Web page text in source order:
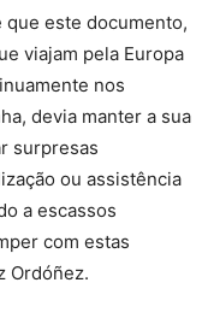
que este documento,
viajam pela Europa
nos
devia manter a sua
surpresas
ou assistência
a escassos
com estas
Ordóñez.